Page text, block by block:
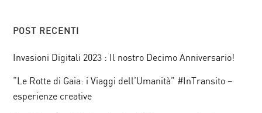
POST RECENTI
Invasioni Digitali 2023 : Il nostro Decimo Anniversario!
“Le Rotte di Gaia: i Viaggi dell’Umanità” #InTransito –
esperienze creative